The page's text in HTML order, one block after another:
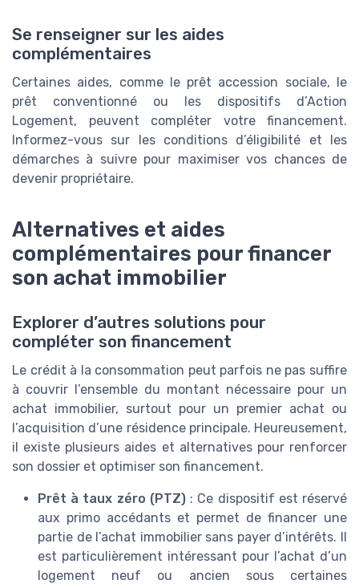
Se renseigner sur les aides
complémentaires
Certaines aides, comme le prêt accession sociale, le
prêt conventionné ou les dispositifs d’Action
Logement, peuvent compléter votre financement.
Informez-vous sur les conditions d’éligibilité et les
démarches à suivre pour maximiser vos chances de
devenir propriétaire.
Alternatives et aides
complémentaires pour financer
son achat immobilier
Explorer d’autres solutions pour
compléter son financement
Le crédit à la consommation peut parfois ne pas suffire
à couvrir l’ensemble du montant nécessaire pour un
achat immobilier, surtout pour un premier achat ou
l’acquisition d’une résidence principale. Heureusement,
il existe plusieurs aides et alternatives pour renforcer
son dossier et optimiser son financement.
Prêt à taux zéro (PTZ): Ce dispositif est réservé
aux primo accédants et permet de financer une
partie de l’achat immobilier sans payer d’intérêts. Il
est particulièrement intéressant pour l’achat d’un
logement neuf ou ancien sous certaines